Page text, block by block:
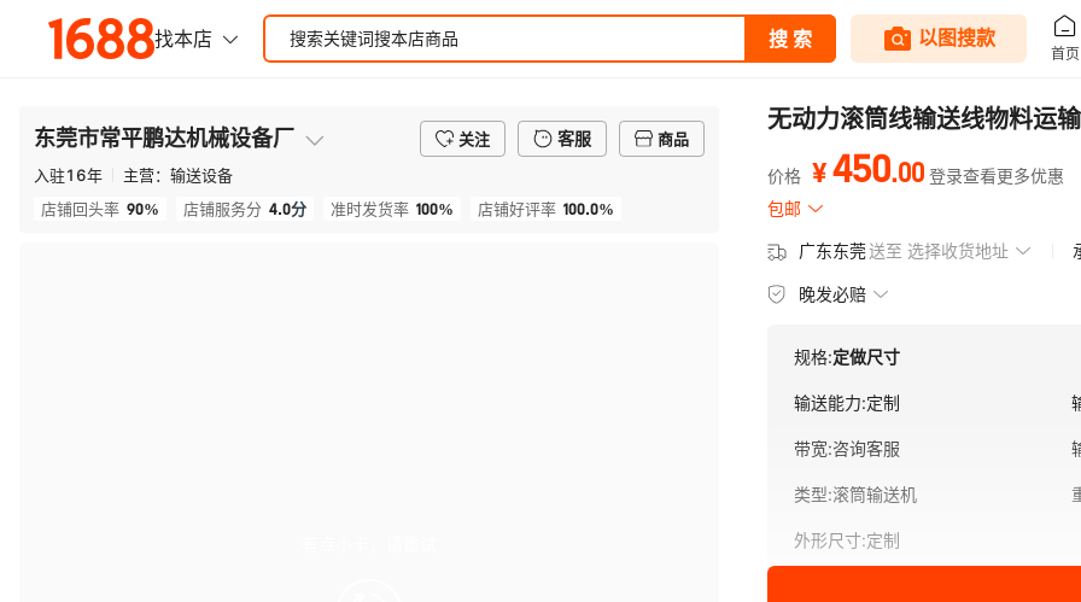
东莞市常平鹏达机械设备厂 关注 客服
商品
入驻16年 主营： 输送设备
店铺回头率 90% 店铺服务分 4.0分 准时发货率 100% 店铺好评率 100.0%
无动力滚筒线输送线物料运
价格 ¥450.00 登录查看更多优惠
包邮
广东东莞送至 选择收货地址
晚发必赔
规格:定做尺寸
输送能力:定制
带宽:咨询客服
类型:滚筒输送机
外形尺寸:定制